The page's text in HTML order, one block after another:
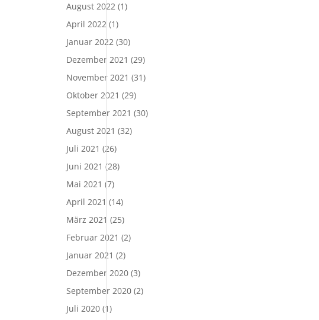
August 2022 (1)
April 2022 (1)
Januar 2022 (30)
Dezember 2021 (29)
November 2021 (31)
Oktober 2021 (29)
September 2021 (30)
August 2021 (32)
Juli 2021 (26)
Juni 2021 (28)
Mai 2021 (7)
April 2021 (14)
März 2021 (25)
Februar 2021 (2)
Januar 2021 (2)
Dezember 2020 (3)
September 2020 (2)
Juli 2020 (1)